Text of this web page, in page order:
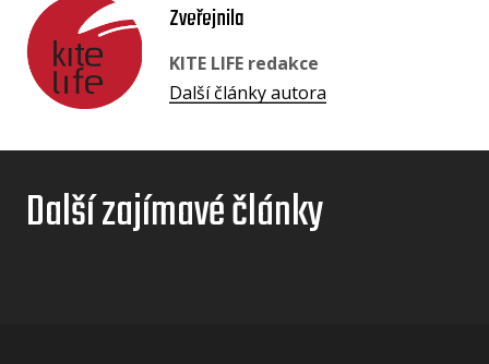
Zveřejnila
KITE LIFE redakce
Další články autora
Další zajímavé články